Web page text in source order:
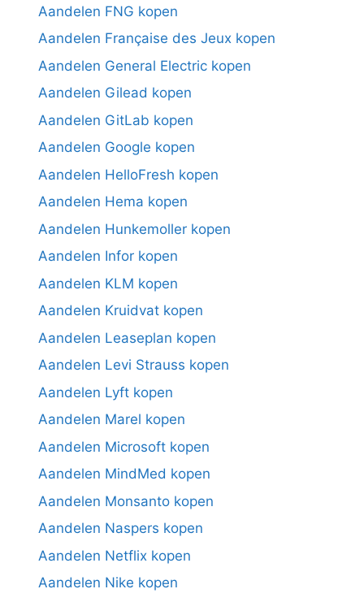
Aandelen FNG kopen
Aandelen Française des Jeux kopen
Aandelen General Electric kopen
Aandelen Gilead kopen
Aandelen GitLab kopen
Aandelen Google kopen
Aandelen HelloFresh kopen
Aandelen Hema kopen
Aandelen Hunkemoller kopen
Aandelen Infor kopen
Aandelen KLM kopen
Aandelen Kruidvat kopen
Aandelen Leaseplan kopen
Aandelen Levi Strauss kopen
Aandelen Lyft kopen
Aandelen Marel kopen
Aandelen Microsoft kopen
Aandelen MindMed kopen
Aandelen Monsanto kopen
Aandelen Naspers kopen
Aandelen Netflix kopen
Aandelen Nike kopen